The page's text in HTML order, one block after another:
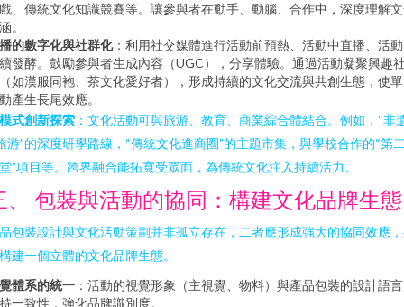
、傳統文化知識競賽等。讓參與者在動手、動腦、合作中，深度理解
。
的數字化與社群化：利用社交媒體進行活動前預熱、活動中直播、活
發酵。鼓勵參與者生成內容（UGC），分享體驗。通過活動凝聚興趣
如漢服同袍、茶文化愛好者），形成持續的文化交流與共創生態，使
產生長尾效應。
式創新探索 ：文化活動可與旅游、教育、商業綜合體結合。例如，“非
游”的深度研學路線，“傳統文化進商圈”的主題市集，與學校合作的“第
”項目等。跨界融合能拓寬受眾面，為傳統文化注入持續活力。
、 包裝與活動的協同：構建文化品牌生態
包裝設計與文化活動策劃并非孤立存在，二者應形成強大的協同效應
建一個立體的文化品牌生態。
體系的統一 ：活動的視覺形象（主視覺、物料）與產品包裝的設計語
一致性，強化品牌識別度。